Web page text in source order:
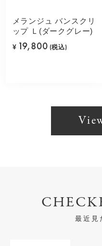
メランジュ バンスクリ
ップ Ｌ(ダークグレー)
¥ 19,800 (税込)
最近見